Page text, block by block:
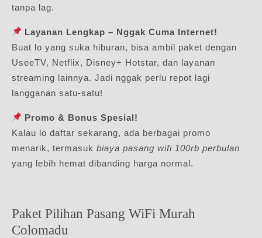
tanpa lag.
Layanan Lengkap – Nggak Cuma Internet!
Buat lo yang suka hiburan, bisa ambil paket dengan
UseeTV, Netflix, Disney+ Hotstar, dan layanan
streaming lainnya. Jadi nggak perlu repot lagi
langganan satu-satu!
Promo & Bonus Spesial!
Kalau lo daftar sekarang, ada berbagai promo
menarik, termasuk biaya pasang wifi 100rb perbulan
yang lebih hemat dibanding harga normal.
Paket Pilihan Pasang WiFi Murah
Colomadu